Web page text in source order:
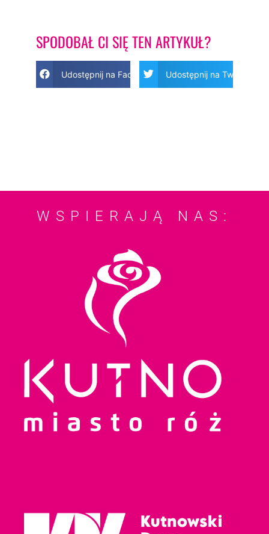
SPODOBAŁ CI SIĘ TEN ARTYKUŁ?
Udostępnij na Facebook Udostępnij na Twitter
WSPIERAJĄ NAS: